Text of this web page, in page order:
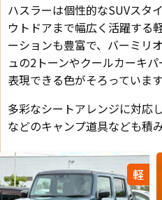
ハスラーは個性的なSUVスタ
ウトドアまで幅広く活躍する
ーションも豊富で、バーミリ
ュの2トーンやクールカーキ
表現できる色がそろっています
多彩なシートアレンジに対応
などのキャンプ道具なども積
軽